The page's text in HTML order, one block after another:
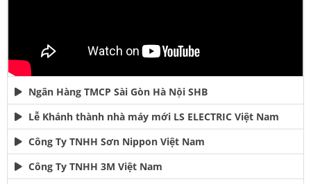
Ngân Hàng TMCP Sài Gòn Hà Nội SHB
Lễ Khánh thành nhà máy mới LS ELECTRIC Việt Nam
Công Ty TNHH Sơn Nippon Việt Nam
Công Ty TNHH 3M Việt Nam